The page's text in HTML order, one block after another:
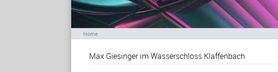
Home
Max Giesinger im Wasserschloss Klaffenbach